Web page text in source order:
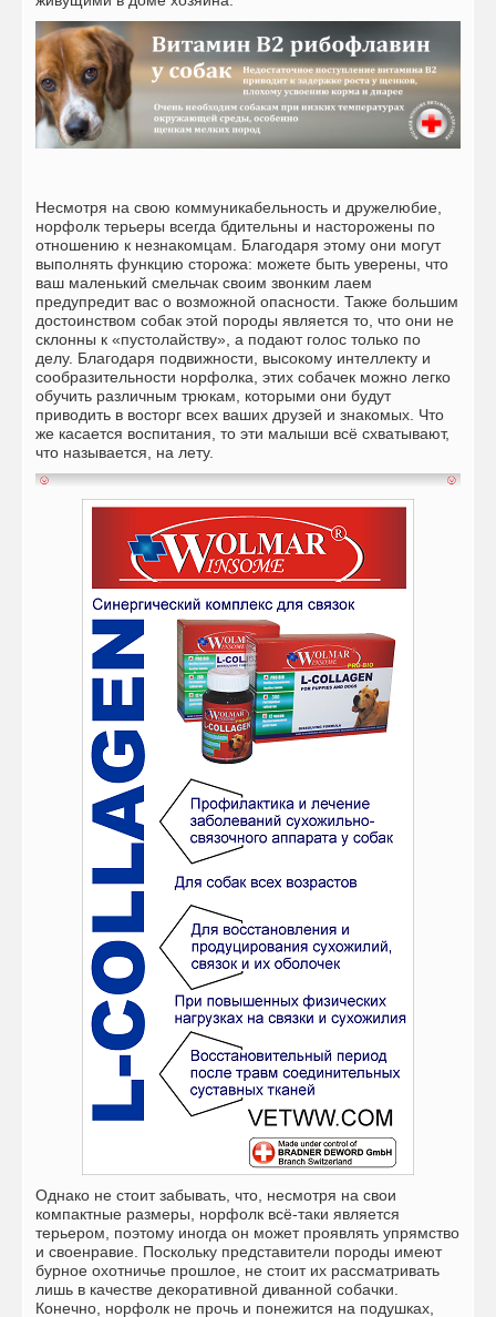
Несмотря на свою коммуникабельность и дружелюбие,
норфолк терьеры всегда бдительны и насторожены по
отношению к незнакомцам. Благодаря этому они могут
выполнять функцию сторожа: можете быть уверены, что
ваш маленький смельчак своим звонким лаем
предупредит вас о возможной опасности. Также большим
достоинством собак этой породы является то, что они не
склонны к «пустолайству», а подают голос только по
делу. Благодаря подвижности, высокому интеллекту и
сообразительности норфолка, этих собачек можно легко
обучить различным трюкам, которыми они будут
приводить в восторг всех ваших друзей и знакомых. Что
же касается воспитания, то эти малыши всё схватывают,
что называется, на лету.
Однако не стоит забывать, что, несмотря на свои
компактные размеры, норфолк всё-таки является
терьером, поэтому иногда он может проявлять упрямство
и своенравие. Поскольку представители породы имеют
бурное охотничье прошлое, не стоит их рассматривать
лишь в качестве декоративной диванной собачки.
Конечно, норфолк не прочь и понежится на подушках,